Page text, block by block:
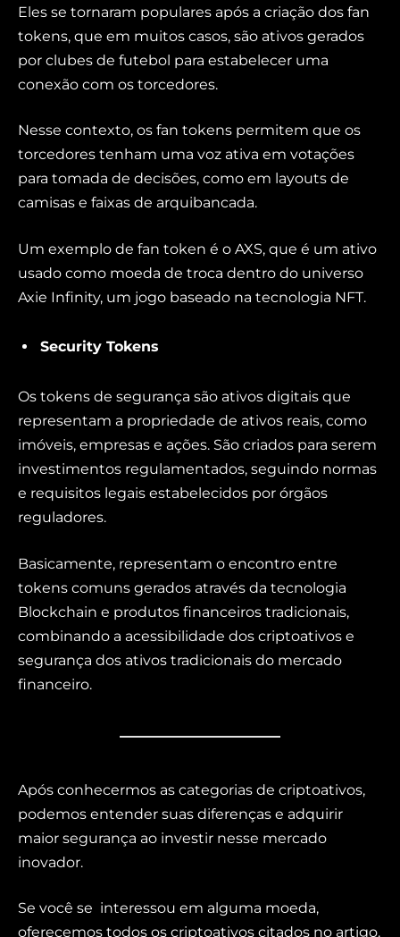
Eles se tornaram populares após a criação dos fan
tokens, que em muitos casos, são ativos gerados
por clubes de futebol para estabelecer uma
conexão com os torcedores.
Nesse contexto, os fan tokens permitem que os
torcedores tenham uma voz ativa em votações
para tomada de decisões, como em layouts de
camisas e faixas de arquibancada.
Um exemplo de fan token é o AXS, que é um ativo
usado como moeda de troca dentro do universo
Axie Infinity, um jogo baseado na tecnologia NFT.
Security Tokens
Os tokens de segurança são ativos digitais que
representam a propriedade de ativos reais, como
imóveis, empresas e ações. São criados para serem
investimentos regulamentados, seguindo normas
e requisitos legais estabelecidos por órgãos
reguladores.
Basicamente, representam o encontro entre
tokens comuns gerados através da tecnologia
Blockchain e produtos financeiros tradicionais,
combinando a acessibilidade dos criptoativos e
segurança dos ativos tradicionais do mercado
financeiro.
Após conhecermos as categorias de criptoativos,
podemos entender suas diferenças e adquirir
maior segurança ao investir nesse mercado
inovador.
Se você se interessou em alguma moeda,
oferecemos todos os criptoativos citados no artigo.